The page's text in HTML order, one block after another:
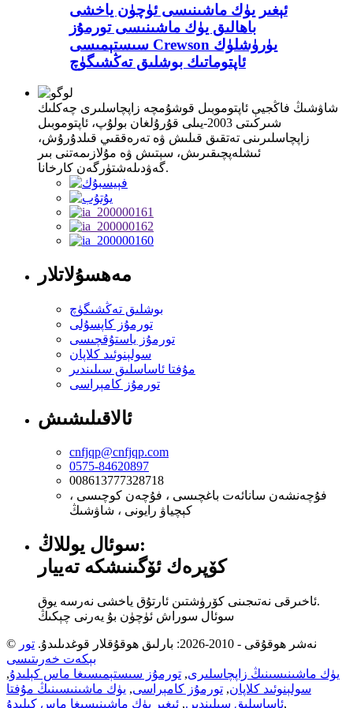
ئېغىر يۈك ماشىنىسى ئۈچۈن ياخشى
باھالىق يۈك ماشىنىسى تورمۇز
سىستېمىسى Crewson يۈرۈشلۈك
ئاپتوماتىك بوشلىق تەڭشىگۈچ
شاۋشىڭ فاڭجيې ئاپتوموبىل قوشۇمچە زاپچاسلىرى چەكلىك
شىركىتى 2003-يىلى قۇرۇلغان بولۇپ، ئاپتوموبىل
زاپچاسلىرىنى تەتقىق قىلىش ۋە تەرەققىي قىلدۇرۇش،
ئىشلەپچىقىرىش، سېتىش ۋە مۇلازىمەتنى بىر
گەۋدىلەشتۈرگەن كارخانا.
مەھسۇلاتلار
بوشلىق تەڭشىگۈچ
تورمۇز كاپسۇلى
تورمۇز ياستۇقچىسى
سولېنوئىد كلاپان
مۇفتا ئاساسلىق سىلىندىر
تورمۇز كامېراسى
ئالاقىلىشىش
cnfjqp@cnfjqp.com
0575-84620897
008613777328718
فۇچەنشەن سانائەت باغچىسى ، فۇچەن كوچىسى ،
كېچياۋ رايونى ، شاۋشىڭ
سوئال يوللاڭ:
كۆپرەك ئۆگىنىشكە تەييار
ئاخىرقى نەتىجىنى كۆرۈشتىن ئارتۇق ياخشى نەرسە يوق.
سوئال سوراش ئۈچۈن بۇ يەرنى چېكىڭ
© نەشر ھوقۇقى - 2010-2026: بارلىق ھوقۇقلار قوغدىلىدۇ.
تور
بېكەت خەرىتىسى
يۈك ماشىنىسىنىڭ زاپچاسلىرى, تورمۇز سىستېمىسىغا ماس كېلىدۇ,
سولېنوئىد كلاپان, تورمۇز كامېراسى, يۈك ماشىنىسىنىڭ مۇفتا
ئاساسلىق سىلىندىر., ئېغىر يۈك ماشىنىسىغا ماس كېلىدۇ ,